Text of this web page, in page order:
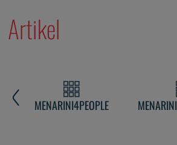
Artikel
MENARINI4PEOPLE